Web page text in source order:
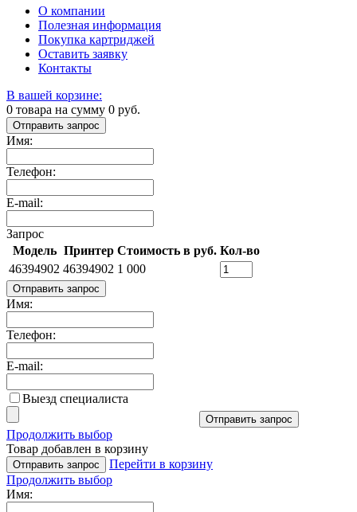
О компании
Полезная информация
Покупка картриджей
Оставить заявку
Контакты
В вашей корзине:
0 товара на сумму 0 руб.
Отправить запрос
Имя:
Телефон:
E-mail:
Запрос
Модель Принтер Стоимость в руб. Кол-во
46394902 46394902 1 000
Отправить запрос
Имя:
Телефон:
E-mail:
Выезд специалиста
Отправить запрос
Продолжить выбор
Товар добавлен в корзину
Отправить запрос
Перейти в корзину
Продолжить выбор
Имя: